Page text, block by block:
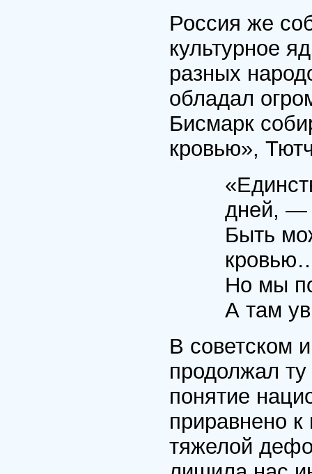
Россия же
культурное
разных
обладал
Бисмарк
кровью»,
дней, —
Быть
Но мы
А там
В советском
продолжал
понятие
приравнено
тяжелой